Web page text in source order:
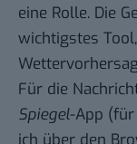
eine Rolle. Die
wichtigstes
Für die
Spiegel-App (für